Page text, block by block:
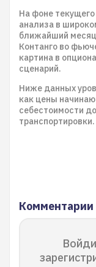
На фоне
анализа в
ближайший
Контанго во
картина в
сценарий.
Ниже данных
как цены
себестоимости
транспортировки.
Комментарии